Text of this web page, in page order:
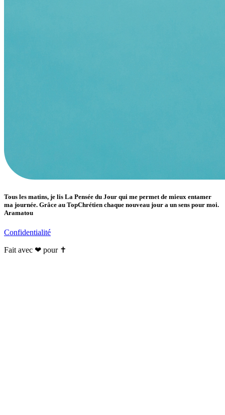
Tous les matins, je lis La Pensée du Jour qui me permet de mieux entamer
ma journée. Grâce au TopChrétien chaque nouveau jour a un sens pour moi.
Aramatou
Confidentialité
Fait avec ❤ pour ✝️️